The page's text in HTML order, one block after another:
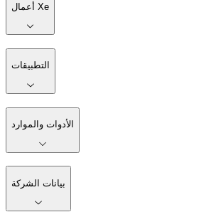
أعمال Xe
التطبيقات
الأدوات والموارد
بيانات الشركة